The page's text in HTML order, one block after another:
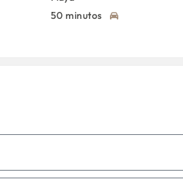
50 minutos